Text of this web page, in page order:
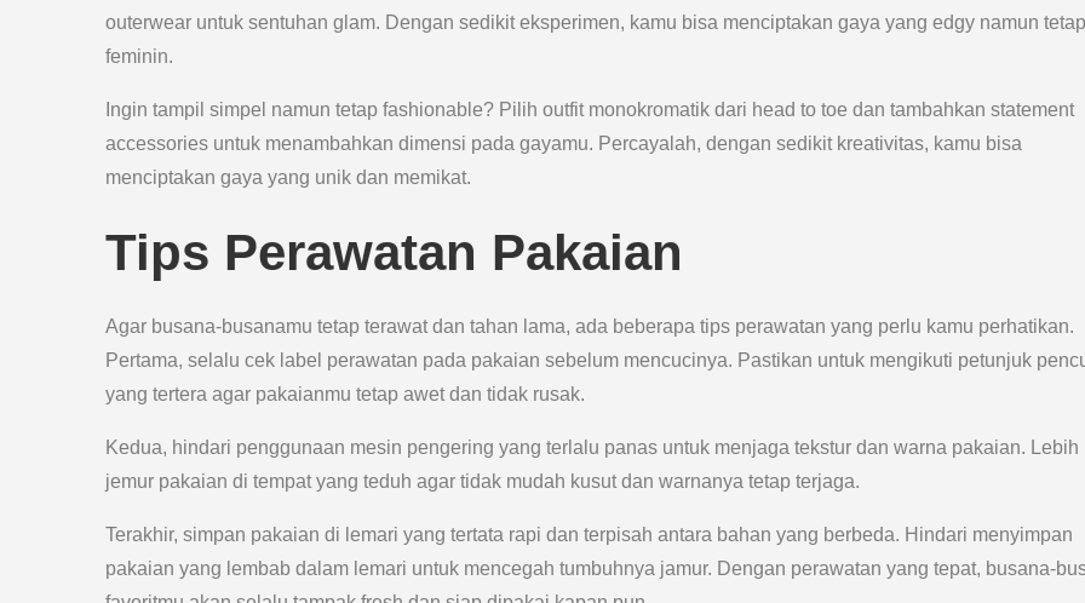
outerwear untuk sentuhan glam. Dengan sedikit eksperimen, kamu bisa menciptakan gaya yang edgy namun tetap
feminin.
Ingin tampil simpel namun tetap fashionable? Pilih outfit monokromatik dari head to toe dan tambahkan statement
accessories untuk menambahkan dimensi pada gayamu. Percayalah, dengan sedikit kreativitas, kamu bisa
menciptakan gaya yang unik dan memikat.
Tips Perawatan Pakaian
Agar busana-busanamu tetap terawat dan tahan lama, ada beberapa tips perawatan yang perlu kamu perhatikan.
Pertama, selalu cek label perawatan pada pakaian sebelum mencucinya. Pastikan untuk mengikuti petunjuk
yang tertera agar pakaianmu tetap awet dan tidak rusak.
Kedua, hindari penggunaan mesin pengering yang terlalu panas untuk menjaga tekstur dan warna pakaian. Lebih
jemur pakaian di tempat yang teduh agar tidak mudah kusut dan warnanya tetap terjaga.
Terakhir, simpan pakaian di lemari yang tertata rapi dan terpisah antara bahan yang berbeda. Hindari menyimpan
pakaian yang lembab dalam lemari untuk mencegah tumbuhnya jamur. Dengan perawatan yang tepat, busana-